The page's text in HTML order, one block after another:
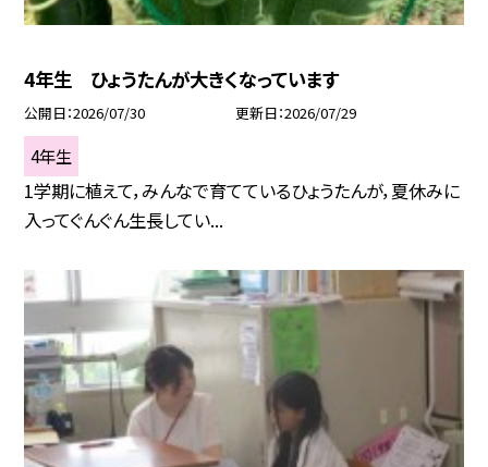
4年生 ひょうたんが大きくなっています
公開日 2026/07/30 更新日 2026/07/29
4年生
1学期に植えて，みんなで育てているひょうたんが，夏休みに
入ってぐんぐん生長してい...